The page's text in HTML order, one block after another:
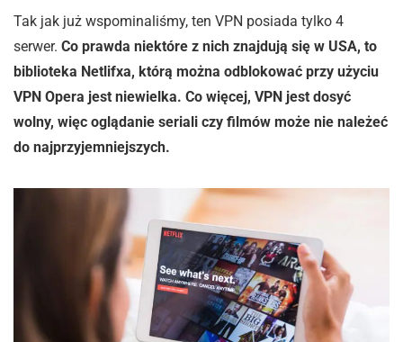
Tak jak już wspominaliśmy, ten VPN posiada tylko 4
serwer. Co prawda niektóre z nich znajdują się w USA, to
biblioteka Netlifxa, którą można odblokować przy użyciu
VPN Opera jest niewielka. Co więcej, VPN jest dosyć
wolny, więc oglądanie seriali czy filmów może nie należeć
do najprzyjemniejszych.